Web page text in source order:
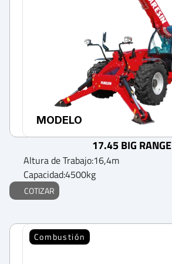
MODELO
17.45 BIG RANGE
Altura de Trabajo:16,4m
Capacidad:4500kg
COTIZAR
Combustión